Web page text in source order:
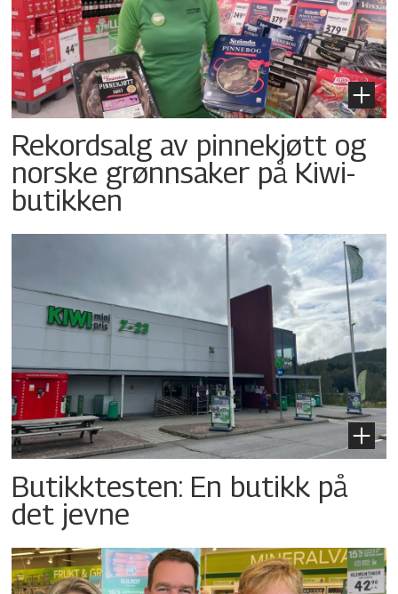
Rekordsalg av pinnekjøtt og
norske grønnsaker på Kiwi-
butikken
Butikktesten: En butikk på
det jevne